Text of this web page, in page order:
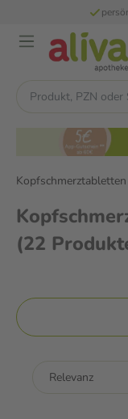
Kopfschmerztabletten
(22